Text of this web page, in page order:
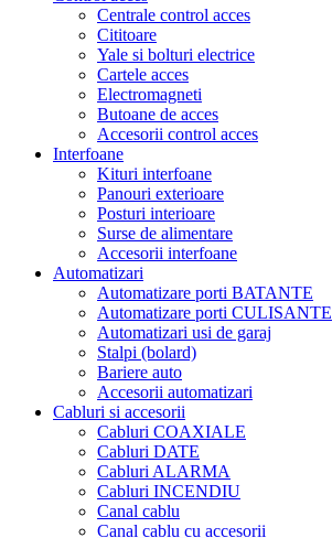
Centrale control acces
Cititoare
Yale si bolturi electrice
Cartele acces
Electromagneti
Butoane de acces
Accesorii control acces
Interfoane
Kituri interfoane
Panouri exterioare
Posturi interioare
Surse de alimentare
Accesorii interfoane
Automatizari
Automatizare porti BATANTE
Automatizare porti CULISANTE
Automatizari usi de garaj
Stalpi (bolard)
Bariere auto
Accesorii automatizari
Cabluri si accesorii
Cabluri COAXIALE
Cabluri DATE
Cabluri ALARMA
Cabluri INCENDIU
Canal cablu
Canal cablu cu accesorii